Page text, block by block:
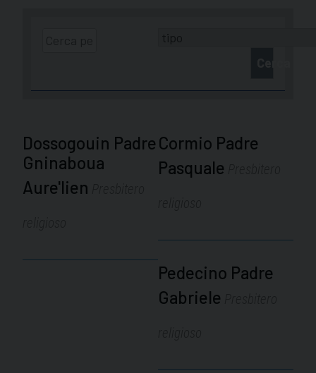
Dossogouin Padre
Gninaboua
Aure'lien
Cormio Padre
Pasquale
Pedecino Padre
Gabriele